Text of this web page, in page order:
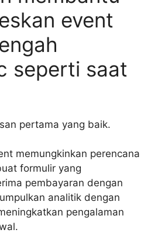
event
seperti saat
pertama yang baik.
memungkinkan perencana
formulir yang
pembayaran dengan
analitik dengan
pengalaman